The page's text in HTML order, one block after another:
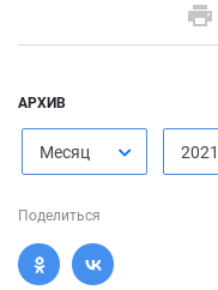
АРХИВ
Месяц 2021
Поделиться